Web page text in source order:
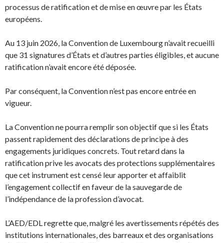
processus de ratification et de mise en œuvre par les États
européens.
Au 13 juin 2026, la Convention de Luxembourg n’avait recueilli
que 31 signatures d’États et d’autres parties éligibles, et aucune
ratification n’avait encore été déposée.
Par conséquent, la Convention n’est pas encore entrée en
vigueur.
La Convention ne pourra remplir son objectif que si les États
passent rapidement des déclarations de principe à des
engagements juridiques concrets. Tout retard dans la
ratification prive les avocats des protections supplémentaires
que cet instrument est censé leur apporter et affaiblit
l’engagement collectif en faveur de la sauvegarde de
l’indépendance de la profession d’avocat.
L’AED/EDL regrette que, malgré les avertissements répétés des
institutions internationales, des barreaux et des organisations